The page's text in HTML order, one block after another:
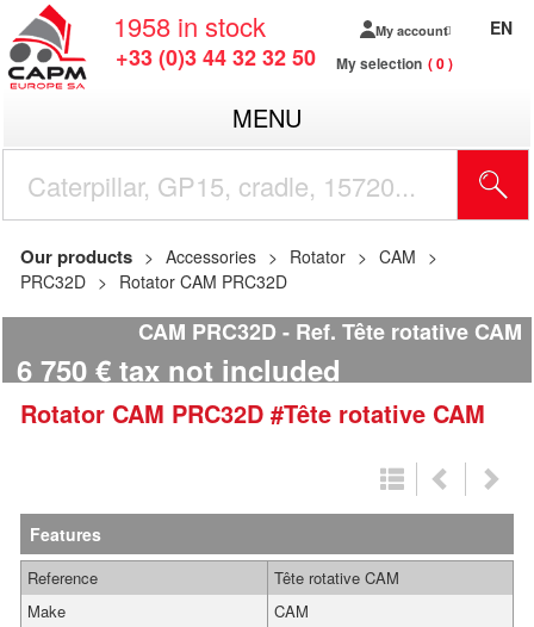
1958 in stock
+33 (0)3 44 32 32 50
My account
My selection 0
EN
MENU
Our products Accessories Rotator
CAM
PRC32D
Rotator CAM PRC32D
CAM PRC32D Ref. Tête rotative CAM
6 750 € tax not included
Rotator CAM PRC32D #Tête rotative CAM
Features
Reference
Tête rotative CAM
Make
CAM